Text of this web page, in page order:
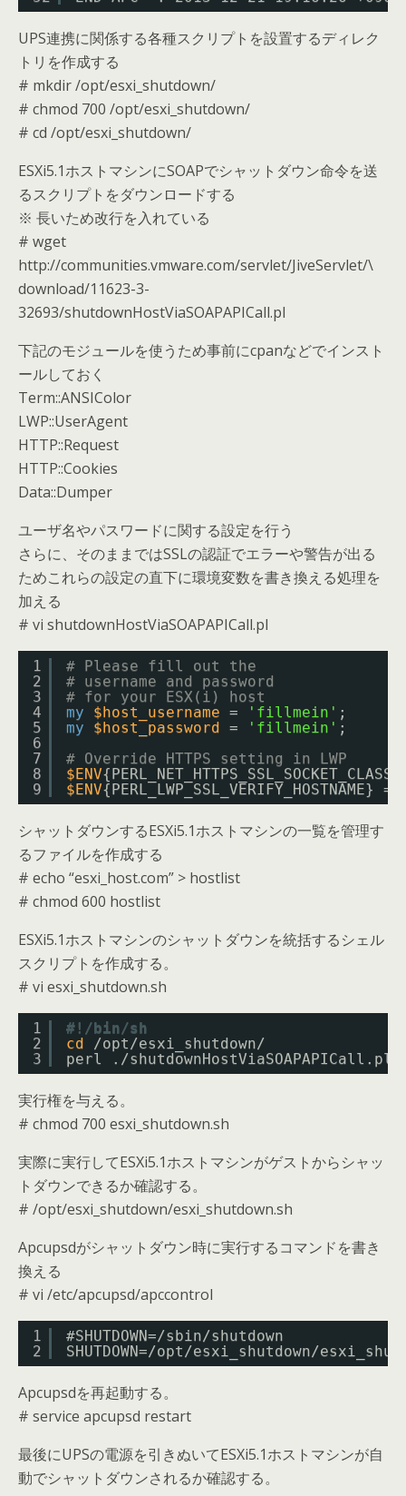
UPS連携に関係する各種スクリプトを設置するディレク
トリを作成する
# mkdir /opt/esxi_shutdown/
# chmod 700 /opt/esxi_shutdown/
# cd /opt/esxi_shutdown/
ESXi5.1ホストマシンにSOAPでシャットダウン命令を送
るスクリプトをダウンロードする
※ 長いため改行を入れている
# wget
http://communities.vmware.com/servlet/JiveServlet/\
download/11623-3-
32693/shutdownHostViaSOAPAPICall.pl
下記のモジュールを使うため事前にcpanなどでインスト
ールしておく
Term::ANSIColor
LWP::UserAgent
HTTP::Request
HTTP::Cookies
Data::Dumper
ユーザ名やパスワードに関する設定を行う
さらに、そのままではSSLの認証でエラーや警告が出る
ためこれらの設定の直下に環境変数を書き換える処理を
加える
# vi shutdownHostViaSOAPAPICall.pl
1
2
3
4
5
6
7
8
9
# Please fill out the
# username and password
# for your ESX(i) host
my
$host_username = 'fillmein' ;
my
$host_password = 'fillmein' ;
# Override HTTPS setting in LWP
$ENV
$ENV{PERL_LWP_SSL_VERIFY_HOSTNAME} =
シャットダウンするESXi5.1ホストマシンの一覧を管理す
るファイルを作成する
# echo “esxi_host.com” > hostlist
# chmod 600 hostlist
ESXi5.1ホストマシンのシャットダウンを統括するシェル
スクリプトを作成する。
# vi esxi_shutdown.sh
1
2
3
#!/bin/sh
cd
/opt/esxi_shutdown/
perl . /shutdownHostViaSOAPAPICall .pl
実行権を与える。
# chmod 700 esxi_shutdown.sh
実際に実行してESXi5.1ホストマシンがゲストからシャッ
トダウンできるか確認する。
# /opt/esxi_shutdown/esxi_shutdown.sh
Apcupsdがシャットダウン時に実行するコマンドを書き
換える
# vi /etc/apcupsd/apccontrol
1
2
#SHUTDOWN=/sbin/shutdown
SHUTDOWN=/opt/esxi_shutdown/
Apcupsdを再起動する。
# service apcupsd restart
最後にUPSの電源を引きぬいてESXi5.1ホストマシンが自
動でシャットダウンされるか確認する。